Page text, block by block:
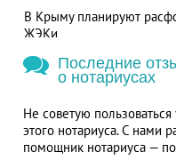
В Крыму планируют
ЖЭКи
Последние
о нотариусах
Не советую пользоваться
этого нотариуса. С нами
помощник нотариуса —